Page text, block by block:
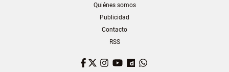
Quiénes somos
Publicidad
Contacto
RSS
Facebook
TwitterInstagram
YouTubeDailymotion